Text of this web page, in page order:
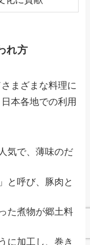
れ方
まざまな料理に
本各地での利用
気で、薄味のだ
と呼び、豚肉と
た煮物が郷土料
に加工し、巻き